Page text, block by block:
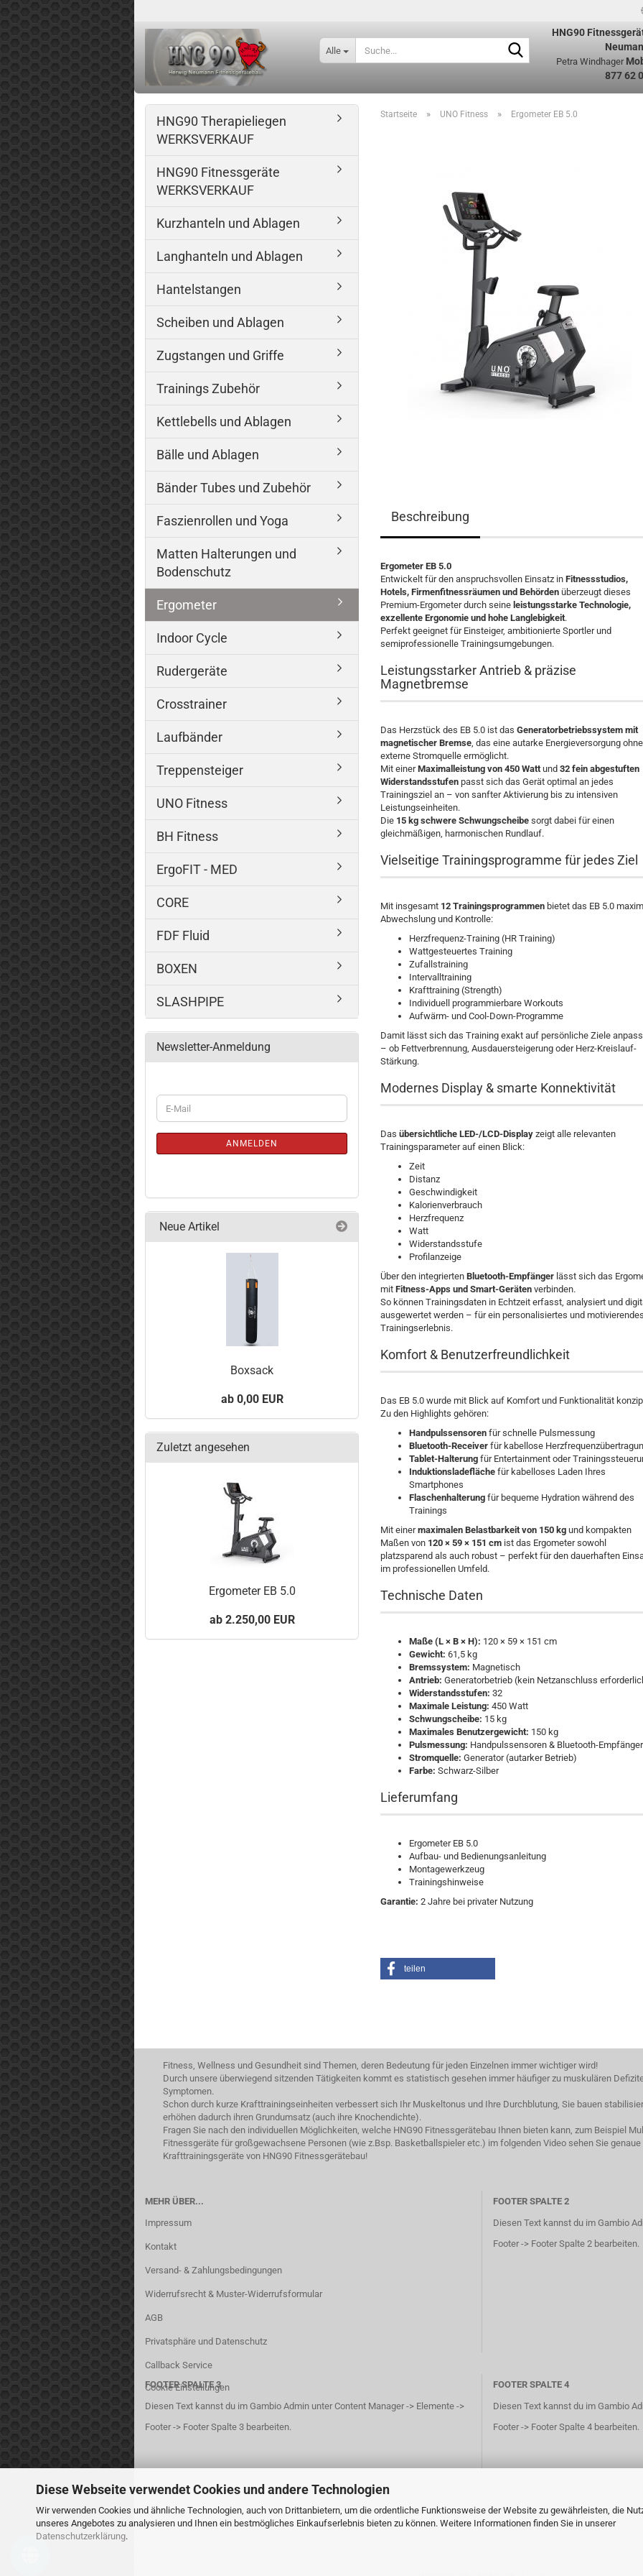
Diese Webseite verwendet Cookies und andere Technologien
Wir verwenden Cookies und ähnliche Technologien, auch von Drittanbietern, um die ordentliche Funktionsweise der Website zu gewährleisten, die
unseres Angebotes zu analysieren und Ihnen ein bestmögliches Einkaufserlebnis bieten zu können. Weitere Informationen finden Sie in unserer
Datenschutzerklärung.
Alle
HNG90
Petra Windhager
877 62
Startseite » UNO Fitness » Ergometer EB 5.0
Beschreibung
Ergometer EB 5.0
Entwickelt für den anspruchsvollen Einsatz inFitnessstudios,
Hotels, Firmenfitnessräumen und Behörden überzeugt dieses
Premium-Ergometer durch seine leistungsstarke Technologie,
exzellente Ergonomie und hohe Langlebigkeit.
Perfekt geeignet für Einsteiger, ambitionierte Sportler und
semiprofessionelle Trainingsumgebungen.
Leistungsstarker Antrieb & präzise
Magnetbremse
Das Herzstück des EB 5.0 ist dasGeneratorbetriebssystem mit
magnetischer Bremse, das eine autarke Energieversorgung ohne
externe Stromquelle ermöglicht.
Mit einerMaximalleistung von 450 Wattund32 fein abgestuften
Widerstandsstufen passt sich das Gerät optimal an jedes
Trainingsziel an – von sanfter Aktivierung bis zu intensiven
Leistungseinheiten.
Die 15 kg schwere Schwungscheibe sorgt dabei für einen
gleichmäßigen, harmonischen Rundlauf.
Vielseitige Trainingsprogramme für jedes Ziel
Mit insgesamt 12 Trainingsprogrammen bietet das EB 5.0
Abwechslung und Kontrolle:
Herzfrequenz-Training (HR Training)
Wattgesteuertes Training
Zufallstraining
Intervalltraining
Krafttraining (Strength)
Individuell programmierbare Workouts
Aufwärm- und Cool-Down-Programme
Damit lässt sich das Training exakt auf persönliche Ziele
– ob Fettverbrennung, Ausdauersteigerung oder Herz-Kreislauf-
Stärkung.
Modernes Display & smarte Konnektivität
Dasübersichtliche LED-/LCD-Display zeigt alle relevanten
Trainingsparameter auf einen Blick:
Zeit
Distanz
Geschwindigkeit
Kalorienverbrauch
Herzfrequenz
Watt
Widerstandsstufe
Profilanzeige
Über den integriertenBluetooth-Empfänger lässt sich das
mitFitness-Apps und Smart-Geräten verbinden.
So können Trainingsdaten in Echtzeit erfasst, analysiert und
ausgewertet werden – für ein personalisiertes und
Trainingserlebnis.
Komfort & Benutzerfreundlichkeit
Das EB 5.0 wurde mit Blick auf Komfort und Funktionalität
Zu den Highlights gehören:
Handpulssensoren für schnelle Pulsmessung
Bluetooth-Receiver für kabellose
Tablet-Halterung für Entertainment oder
Induktionsladefläche für kabelloses Laden Ihres
Smartphones
Flaschenhalterung für bequeme Hydration während des
Trainings
Mit einermaximalen Belastbarkeit von 150 kg und kompakten
Maßen von 120 × 59 × 151 cm ist das Ergometer sowohl
platzsparend als auch robust – perfekt für den dauerhaften
im professionellen Umfeld.
Technische Daten
Maße (L × B × H): 120 × 59 × 151 cm
Gewicht: 61,5 kg
Bremssystem: Magnetisch
Antrieb: Generatorbetrieb (kein Netzanschluss
Widerstandsstufen: 32
Maximale Leistung: 450 Watt
Schwungscheibe: 15 kg
Maximales Benutzergewicht: 150 kg
Pulsmessung: Handpulssensoren & Bluetooth-Empfänger
Stromquelle: Generator (autarker Betrieb)
Farbe: Schwarz-Silber
Lieferumfang
Ergometer EB 5.0
Aufbau- und Bedienungsanleitung
Montagewerkzeug
Trainingshinweise
Garantie: 2 Jahre bei privater Nutzung
teilen
HNG90 Therapieliegen
WERKSVERKAUF
HNG90 Fitnessgeräte
WERKSVERKAUF
Kurzhanteln und Ablagen
Langhanteln und Ablagen
Hantelstangen
Scheiben und Ablagen
Zugstangen und Griffe
Trainings Zubehör
Kettlebells und Ablagen
Bälle und Ablagen
Bänder Tubes und Zubehör
Faszienrollen und Yoga
Matten Halterungen und
Bodenschutz
Ergometer
Indoor Cycle
Rudergeräte
Crosstrainer
Laufbänder
Treppensteiger
UNO Fitness
BH Fitness
ErgoFIT - MED
CORE
FDF Fluid
BOXEN
SLASHPIPE
Newsletter-Anmeldung
WEITER
ZUR
E-
Mail
ANMELDEN
Neue Artikel
Boxsack
0,00 EUR
Zuletzt angesehen
Ergometer EB 5.0
2.250,00 EUR
Fitness, Wellness und Gesundheit sind Themen, deren Bedeutung für jeden Einzelnen immer wichtiger wird!
Durch unsere überwiegend sitzenden Tätigkeiten kommt es statistisch gesehen immer häufiger zu muskulären
Symptomen.
Schon durch kurze Krafttrainingseinheiten verbessert sich Ihr Muskeltonus und Ihre Durchblutung, Sie bauen
erhöhen dadurch ihren Grundumsatz (auch ihre Knochendichte).
Fragen Sie nach den individuellen Möglichkeiten, welche HNG90 Fitnessgerätebau Ihnen bieten kann, zum Beispiel
Fitnessgeräte für großgewachsene Personen (wie z.Bsp. Basketballspieler etc.) im folgenden Video sehen Sie
Krafttrainingsgeräte von HNG90 Fitnessgerätebau!
MEHR ÜBER...
Impressum
Kontakt
Versand- & Zahlungsbedingungen
Widerrufsrecht & Muster-Widerrufsformular
AGB
Privatsphäre und Datenschutz
Callback Service
Cookie Einstellungen
FOOTER SPALTE 2
Diesen Text kannst du im Gambio
Footer -> Footer Spalte 2 bearbeiten.
FOOTER SPALTE 3
Diesen Text kannst du im Gambio Admin unter Content Manager -> Elemente ->
Footer -> Footer Spalte 3 bearbeiten.
FOOTER SPALTE 4
Diesen Text kannst du im Gambio
Footer -> Footer Spalte 4 bearbeiten.